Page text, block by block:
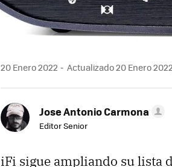
20 Enero 2022 Actualizado 20 Enero
Jose Antonio Carmona
Editor Senior
iFi sigue ampliando su lista